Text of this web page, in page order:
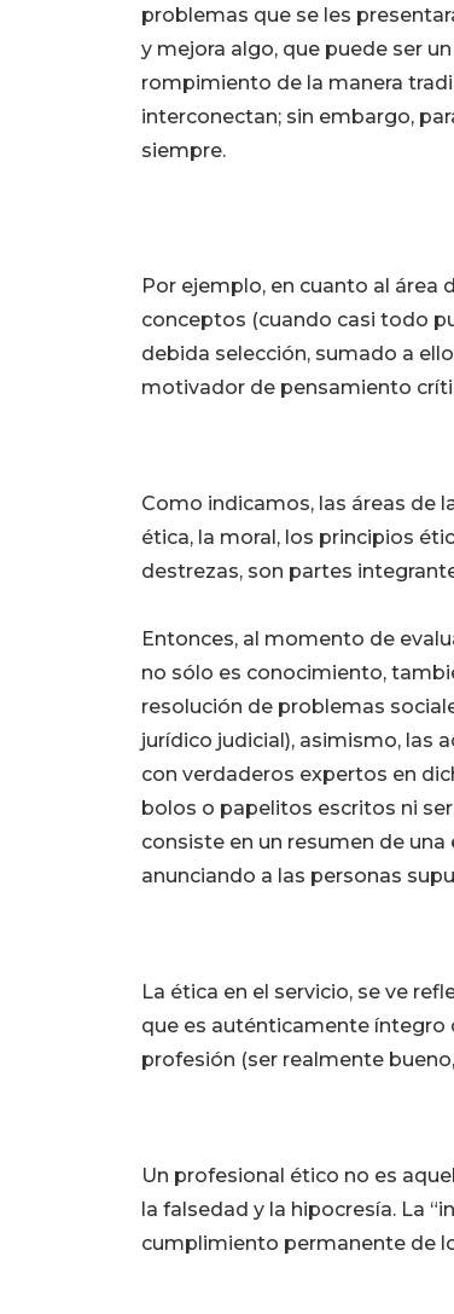
problemas que se les
y mejora algo, que puede ser
rompimiento de la manera
interconectan; sin embargo,
siempre.
Por ejemplo, en cuanto al área
conceptos (cuando casi todo
debida selección, sumado a
motivador de pensamiento
Como indicamos, las áreas de
ética, la moral, los principios
destrezas, son partes
Entonces, al momento de
no sólo es conocimiento,
resolución de problemas
jurídico judicial), asimismo, las
con verdaderos expertos en
bolos o papelitos escritos ni
consiste en un resumen de
anunciando a las personas
La ética en el servicio, se ve
que es auténticamente íntegro
profesión (ser realmente
Un profesional ético no es
la falsedad y la hipocresía. La
cumplimiento permanente de